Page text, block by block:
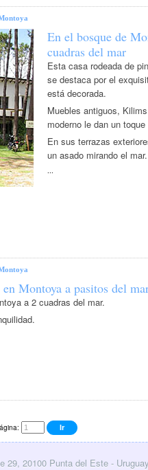
En el bosque de
cuadras del mar
Esta casa rodeada de
se destaca por el
está decorada.
Muebles antiguos,
moderno le dan un
En sus terrazas
un asado mirando el mar.
...
Montoya a pasitos del
a 2 cuadras del mar.
29, 20100 Punta del Este -